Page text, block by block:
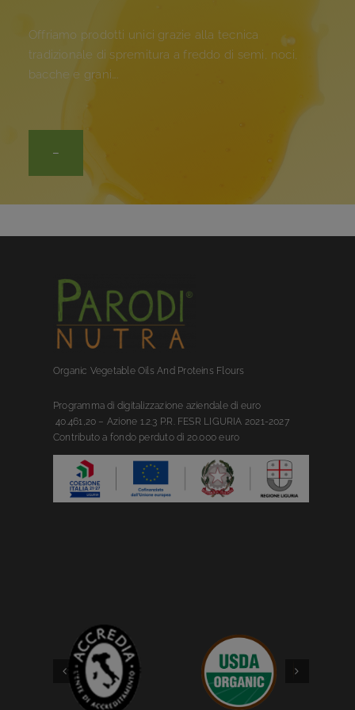
Offriamo prodotti unici grazie alla tecnica
tradizionale di spremitura a freddo di semi, noci,
bacche e grani….
–
Organic Vegetable Oils And Proteins Flours
Programma di digitalizzazione aziendale di euro
40.461,20 – Azione 1.2.3 P.R. FESR LIGURIA 2021-2027
Contributoa fondo perdutodi 20.000 euro